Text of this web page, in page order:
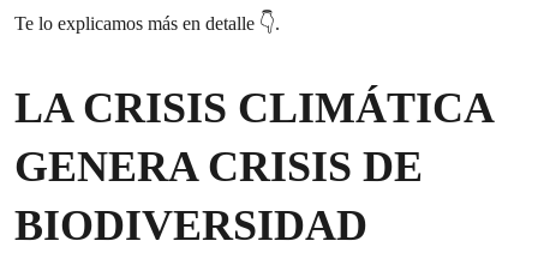
Te lo explicamos más en detalle 👇.
LA CRISIS CLIMÁTICA
GENERA CRISIS DE
BIODIVERSIDAD